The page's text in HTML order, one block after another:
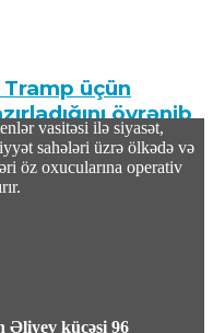
üçün
öyrənib
üçün yerüstü
vasitəsi ilə siyasət,
sahələri üzrə ölkədə və
öz oxucularına operativ
Əliyev küçəsi 96